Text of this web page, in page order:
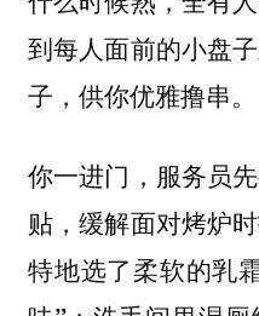
到每人面前的小盘子
子，供你优雅撸串。
你一进门，服务员
贴，缓解面对烤炉
特地选了柔软的乳